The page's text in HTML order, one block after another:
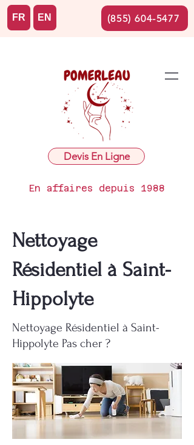
Devis En Ligne
En affaires depuis 1988
FR EN (855) 604-5477
Nettoyage
Résidentiel à Saint-
Hippolyte
Nettoyage Résidentiel à Saint-
Hippolyte Pas cher ?